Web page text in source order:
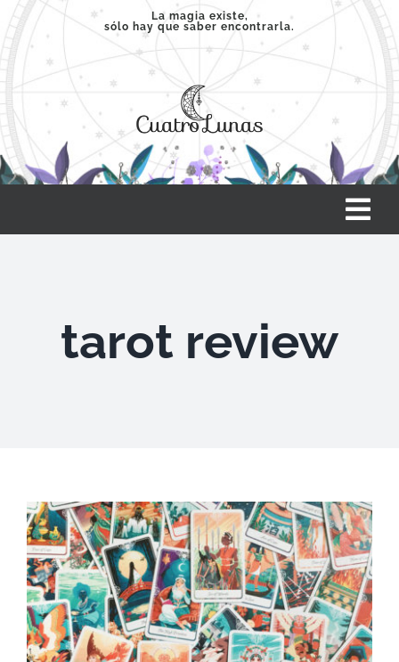
Saltar
contenido
La magia existe,
sólo hay que saber encontrarla.
ARTÍCULOS
ACERCA
tarot review